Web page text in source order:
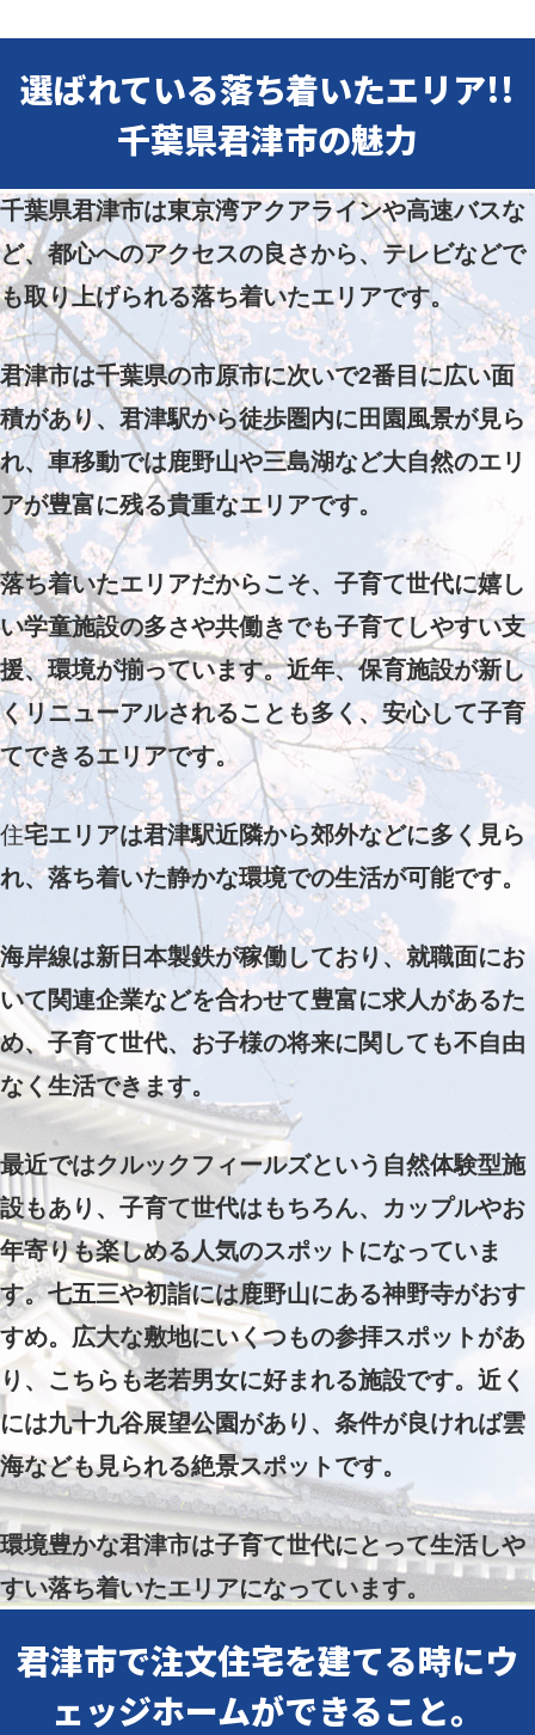
選ばれている落ち着いたエリア!!
千葉県君津市の魅力
千葉県君津市は東京湾アクアラインや高速バスな
ど、都心へのアクセスの良さから、テレビなどで
も取り上げられる落ち着いたエリアです。
君津市は千葉県の市原市に次いで2番目に広い面
積があり、君津駅から徒歩圏内に田園風景が見ら
れ、車移動では鹿野山や三島湖など大自然のエリ
アが豊富に残る貴重なエリアです。
落ち着いたエリアだからこそ、子育て世代に嬉し
い学童施設の多さや共働きでも子育てしやすい支
援、環境が揃っています。近年、保育施設が新し
くリニューアルされることも多く、安心して子育
てできるエリアです。
住宅エリアは君津駅近隣から郊外などに多く見ら
れ、落ち着いた静かな環境での生活が可能です。
海岸線は新日本製鉄が稼働しており、就職面にお
いて関連企業などを合わせて豊富に求人があるた
め、子育て世代、お子様の将来に関しても不自由
なく生活できます。
最近ではクルックフィールズという自然体験型施
設もあり、子育て世代はもちろん、カップルやお
年寄りも楽しめる人気のスポットになっていま
す。七五三や初詣には鹿野山にある神野寺がおす
すめ。広大な敷地にいくつもの参拝スポットがあ
り、こちらも老若男女に好まれる施設です。近く
には九十九谷展望公園があり、条件が良ければ雲
海なども見られる絶景スポットです。
環境豊かな君津市は子育て世代にとって生活しや
すい落ち着いたエリアになっています。
君津市で注文住宅を建てる時にウ
ェッジホームができること。